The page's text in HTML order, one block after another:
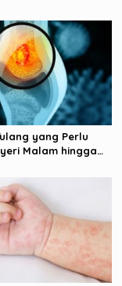
yang Perlu
Malam hingga